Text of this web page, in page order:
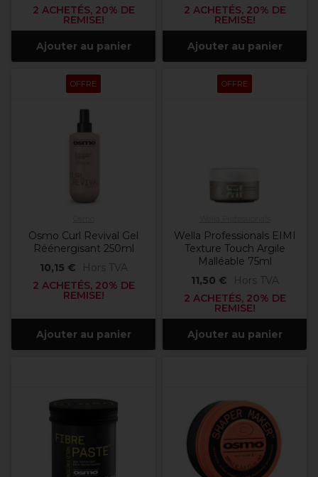
2 ACHETÉS, 20% DE
REMISE!
Ajouter au panier
2 ACHETÉS, 20% DE
REMISE!
Ajouter au panier
OFFRE
Osmo Curl Revival Gel
Réénergisant 250ml
10,15 €
Hors TVA
2 ACHETÉS, 20% DE
REMISE!
Ajouter au panier
OFFRE
Wella Professionals EIMI
Texture Touch Argile
Malléable 75ml
11,50 €
Hors TVA
2 ACHETÉS, 20% DE
REMISE!
Ajouter au panier